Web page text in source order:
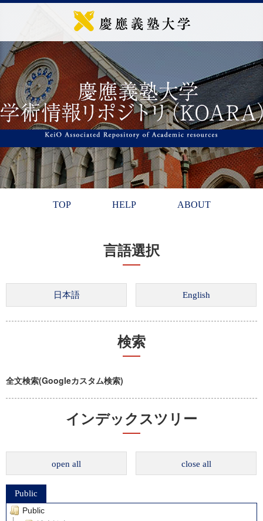
TOP HELP ABOUT
言語選択
検索
全文検索(Googleカスタム検索)
インデックスツリー
open all close all
Public
Public